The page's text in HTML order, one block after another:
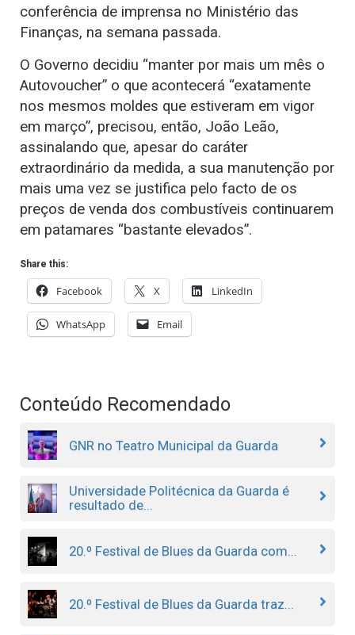
conferência de imprensa no Ministério das
Finanças, na semana passada.
O Governo decidiu “manter por mais um mês o
Autovoucher” o que acontecerá “exatamente
nos mesmos moldes que estiveram em vigor
em março”, precisou, então, João Leão,
assinalando que, apesar do caráter
extraordinário da medida, a sua manutenção por
mais uma vez se justifica pelo facto de os
preços de venda dos combustíveis continuarem
em patamares “bastante elevados”.
Share this:
Facebook X LinkedIn
WhatsApp Email
Conteúdo Recomendado
GNR no Teatro Municipal da Guarda
Universidade Politécnica da Guarda é
resultado de...
20.º Festival de Blues da Guarda com...
20.º Festival de Blues da Guarda traz...